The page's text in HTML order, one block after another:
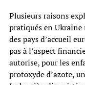
Plusieurs raisons
pratiqués en
des pays d’accueil
pas à l’aspect
autorise, pour les
protoxyde d’azote,